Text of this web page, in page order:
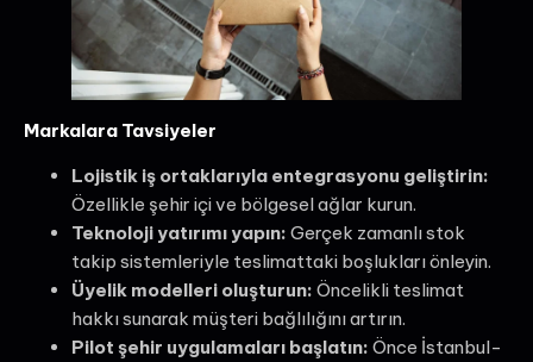
Markalara Tavsiyeler
Lojistik iş ortaklarıyla entegrasyonu geliştirin:
Özellikle şehir içi ve bölgesel ağlar kurun.
Teknoloji yatırımı yapın: Gerçek zamanlı stok
takip sistemleriyle teslimattaki boşlukları önleyin.
Üyelik modelleri oluşturun: Öncelikli teslimat
hakkı sunarak müşteri bağlılığını artırın.
Pilot şehir uygulamaları başlatın: Önce İstanbul-